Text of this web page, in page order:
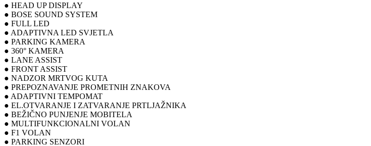
● HEAD UP DISPLAY
● BOSE SOUND SYSTEM
● FULL LED
● ADAPTIVNA LED SVJETLA
● PARKING KAMERA
● 360° KAMERA
● LANE ASSIST
● FRONT ASSIST
● NADZOR MRTVOG KUTA
● PREPOZNAVANJE PROMETNIH ZNAKOVA
● ADAPTIVNI TEMPOMAT
● EL.OTVARANJE I ZATVARANJE PRTLJAŽNIKA
● BEŽIČNO PUNJENJE MOBITELA
● MULTIFUNKCIONALNI VOLAN
● F1 VOLAN
● PARKING SENZORI